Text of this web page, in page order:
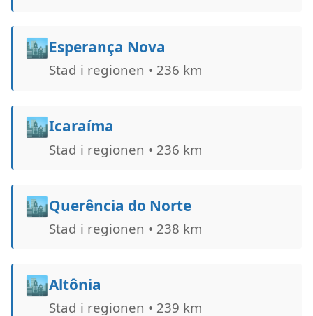
🏙️Esperança Nova
Stad i regionen • 236 km
🏙️Icaraíma
Stad i regionen • 236 km
🏙️Querência do Norte
Stad i regionen • 238 km
🏙️Altônia
Stad i regionen • 239 km